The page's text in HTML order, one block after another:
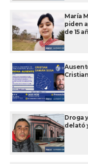
María
piden
de 15
Droga
delató